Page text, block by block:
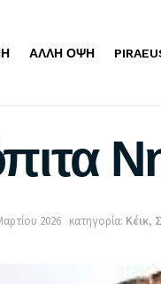
ΆΛΛΗ ΌΨΗ
2026 κατηγορία: Κέικ,